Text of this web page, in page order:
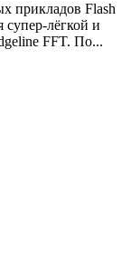
прикладов Flash
супер-лёгкой и
FFT. По...